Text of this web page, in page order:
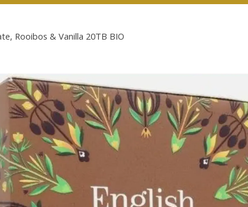
Rooibos & Vanilla 20TB BIO
slideshow Items